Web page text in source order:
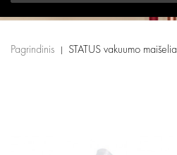
Pagrindinis STATUS vakuumo